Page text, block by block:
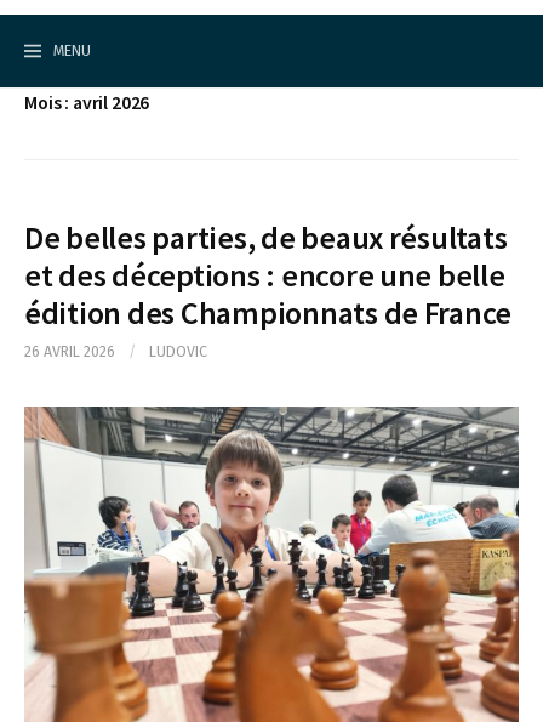
S
MENU
Mois : avril 2026
De belles parties, de beaux résultats
et des déceptions : encore une belle
édition des Championnats de France
26 AVRIL 2026 / LUDOVIC